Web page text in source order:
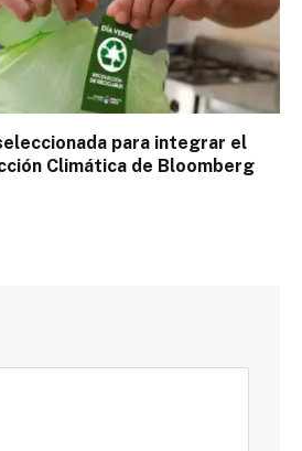
para integrar el
Climática de Bloomberg